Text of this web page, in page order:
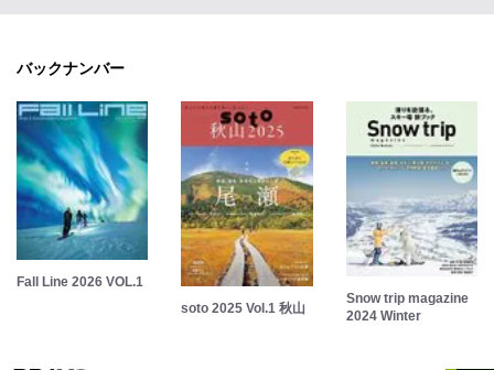
バックナンバー
Fall Line 2026 VOL.1
soto 2025 Vol.1 秋山
Snow trip magazine
2024 Winter